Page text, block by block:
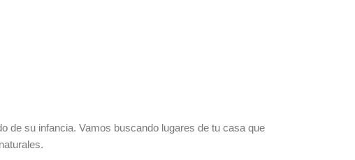
de su infancia. Vamos buscando lugares de tu casa que